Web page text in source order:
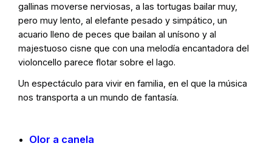
gallinas moverse nerviosas, a las tortugas bailar muy,
pero muy lento, al elefante pesado y simpático, un
acuario lleno de peces que bailan al unísono y al
majestuoso cisne que con una melodía encantadora del
violoncello parece flotar sobre el lago.
Un espectáculo para vivir en familia, en el que la música
nos transporta a un mundo de fantasía.
Olor a canela